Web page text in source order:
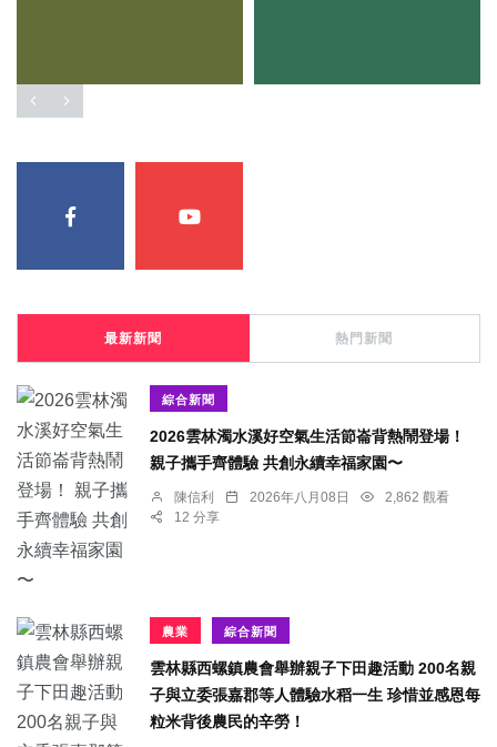
最新新聞 熱門新聞
綜合新聞
2026雲林濁水溪好空氣生活節崙背熱鬧登場！
親子攜手齊體驗 共創永續幸福家園〜
陳信利 2026年八月08日
2,862 觀看
12 分享
農業 綜合新聞
雲林縣西螺鎮農會舉辦親子下田趣活動 200名親
子與立委張嘉郡等人體驗水稻一生 珍惜並感恩每
粒米背後農民的辛勞！